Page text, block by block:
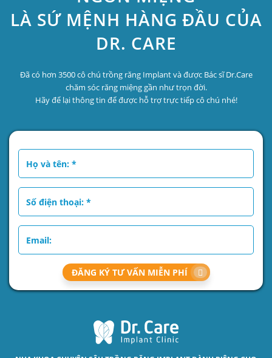
LÀ SỨ MỆNH HÀNG ĐẦU CỦA
DR. CARE
Đã có hơn 3500 cô chú trồng răng Implant và được Bác sĩ Dr.Care
chăm sóc răng miệng gần như trọn đời.
Hãy để lại thông tin để được hỗ trợ trực tiếp cô chú nhé!
ĐĂNG KÝ TƯ VẤN MIỄN PHÍ